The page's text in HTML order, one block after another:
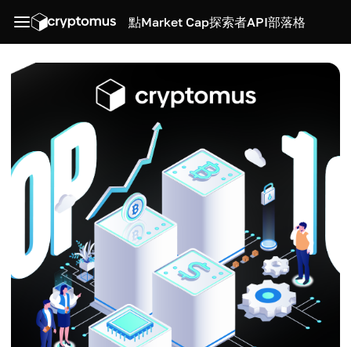
點Market Cap探索者API部落格